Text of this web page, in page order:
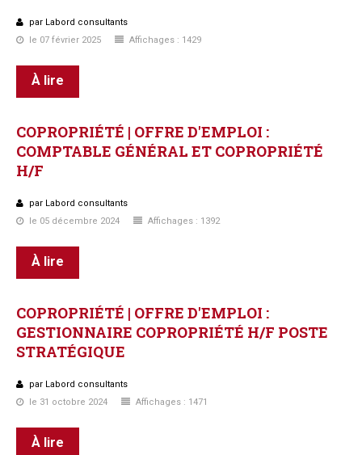
par Labord consultants
le 07 février 2025
Affichages : 1429
À lire
COPROPRIÉTÉ | OFFRE D'EMPLOI :
COMPTABLE GÉNÉRAL ET COPROPRIÉTÉ
H/F
par Labord consultants
le 05 décembre 2024
Affichages : 1392
À lire
COPROPRIÉTÉ | OFFRE D'EMPLOI :
GESTIONNAIRE COPROPRIÉTÉ H/F POSTE
STRATÉGIQUE
par Labord consultants
le 31 octobre 2024
Affichages : 1471
À lire